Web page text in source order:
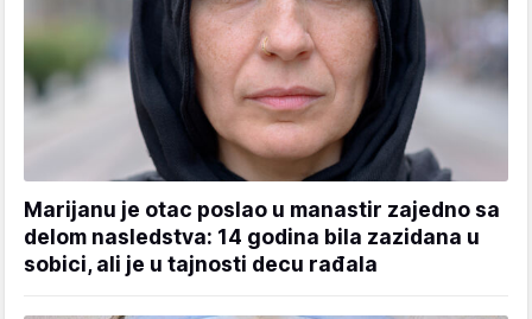
Marijanu je otac poslao u manastir zajedno sa
delom nasledstva: 14 godina bila zazidana u
sobici, ali je u tajnosti decu rađala